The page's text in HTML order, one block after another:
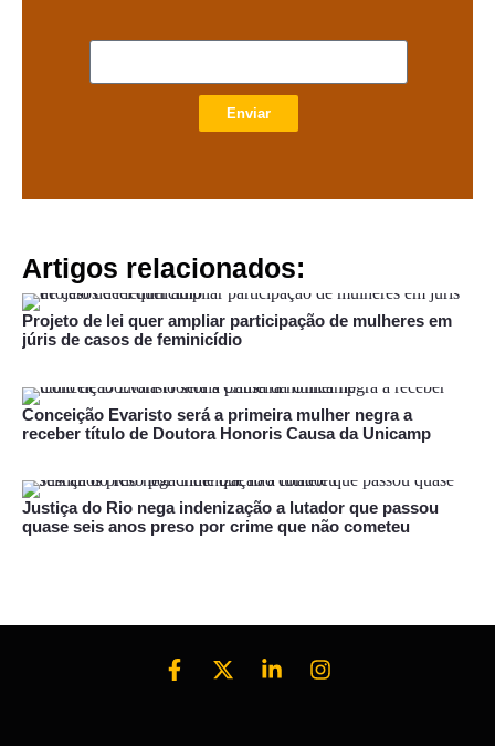
Enviar
Artigos relacionados:
Projeto de lei quer ampliar participação de mulheres em
júris de casos de feminicídio
Conceição Evaristo será a primeira mulher negra a
receber título de Doutora Honoris Causa da Unicamp
Justiça do Rio nega indenização a lutador que passou
quase seis anos preso por crime que não cometeu